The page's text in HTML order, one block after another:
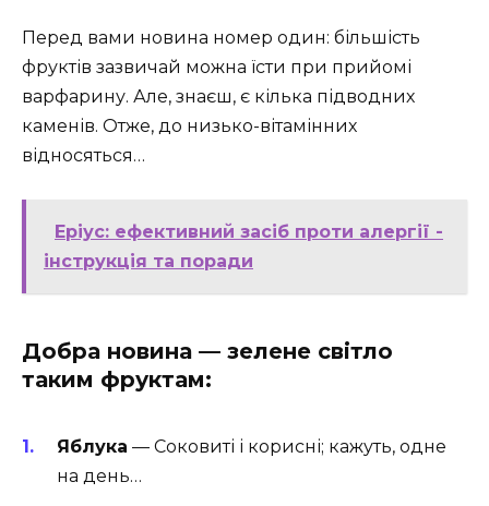
Перед вами новина номер один: більшість
фруктів зазвичай можна їсти при прийомі
варфарину. Але, знаєш, є кілька підводних
каменів. Отже, до низько-вітамінних
відносяться…
Еріус: ефективний засіб проти алергії -
інструкція та поради
Добра новина — зелене світло
таким фруктам:
Яблука — Соковиті і корисні; кажуть, одне
на день…